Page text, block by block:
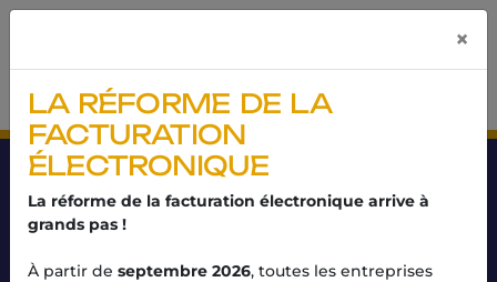
NOTRE
ACCOMPAGNEMENT EN 5
ÉTAPES
×
LA RÉFORME DE LA
FACTURATION
ÉLECTRONIQUE
La réforme de la facturation électronique arrive à
grands pas !
À partir de septembre 2026, toutes les entreprises
Panneau de gestion des cookies